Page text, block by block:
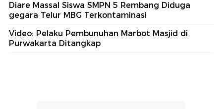
Diare Massal Siswa SMPN 5 Rembang Diduga
gegara Telur MBG Terkontaminasi
Video: Pelaku Pembunuhan Marbot Masjid di
Purwakarta Ditangkap